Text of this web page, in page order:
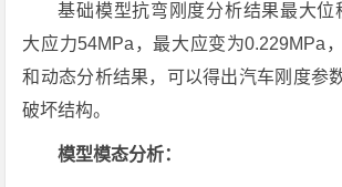
基础模型抗弯刚度分析结果最大位
大应力54MPa，最大应变为0.229MPa
和动态分析结果，可以得出汽车刚度参
破坏结构。
模型模态分析：